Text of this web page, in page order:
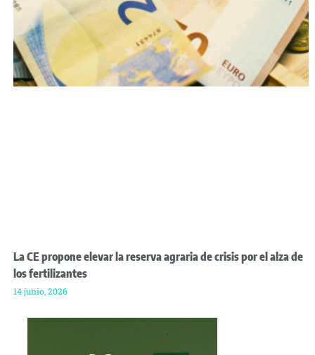
La CE propone elevar la reserva agraria de crisis por el alza de
los fertilizantes
14 junio, 2026